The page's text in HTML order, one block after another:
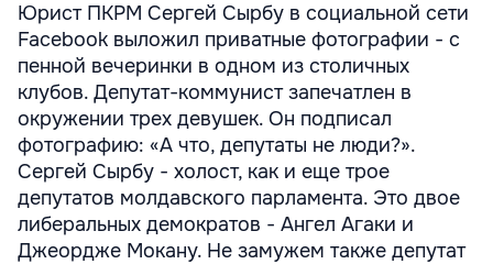
Юрист ПКРМ Сергей Сырбу в социальной сети
Facebook выложил приватные фотографии - с
пенной вечеринки в одном из столичных
клубов. Депутат-коммунист запечатлен в
окружении трех девушек. Он подписал
фотографию: «А что, депутаты не люди?».
Сергей Сырбу - холост, как и еще трое
депутатов молдавского парламента. Это двое
либеральных демократов - Ангел Агаки и
Джеордже Мокану. Не замужем также депутат